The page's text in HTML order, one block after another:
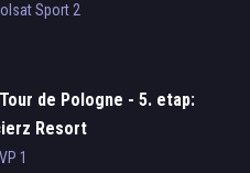
Sport 2
de Pologne - 5. etap:
Resort
1